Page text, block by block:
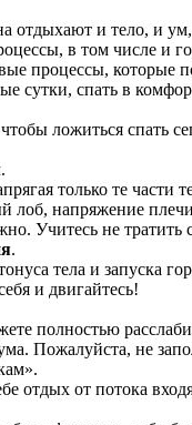
отдыхают и тело, и
в том числе и
процессы,
сутки, спать в
ложиться спать
.
только те
напряжение
Учитесь не
.
тела и запуска
и двигайтесь!
полностью
Пожалуйста, не
отдых от потока